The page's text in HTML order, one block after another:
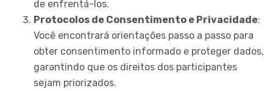
de enfrentá-los.
Protocolos de Consentimento e Privacidade:
Você encontrará orientações passo a passo para
obter consentimento informado e proteger dados,
garantindo que os direitos dos participantes
sejam priorizados.